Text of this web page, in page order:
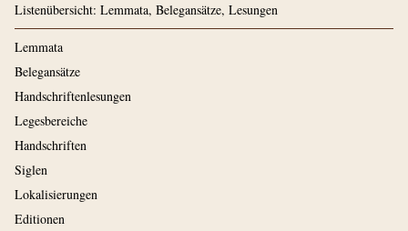
Listenübersicht: Lemmata, Belegansätze, Lesungen
Lemmata
Belegansätze
Handschriftenlesungen
Legesbereiche
Handschriften
Siglen
Lokalisierungen
Editionen